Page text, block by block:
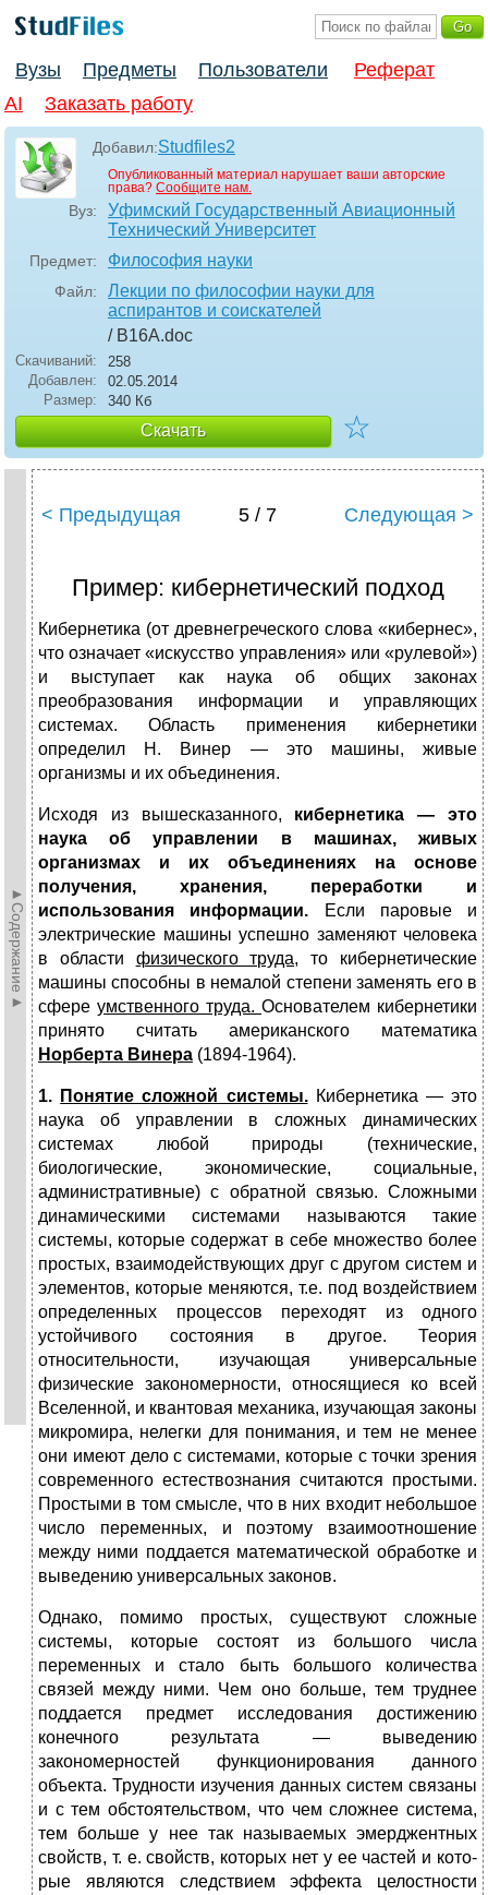
Вузы Предметы Пользователи
Реферат
AI
Заказать работу
Добавил:Studfiles2
Опубликованный материал нарушает ваши авторские
права? Сообщите нам.
Вуз:
Уфимский Государственный Авиационный
Технический Университет
Предмет: Философия науки
Файл:
Лекции по философии науки для
аспирантов и соискателей
/ В16А.doc
Скачиваний:
258
Добавлен:
02.05.2014
Размер:
340 Кб
Скачать ☆
►Содержание►
< Предыдущая 5 / 7 Следующая >
Пример: кибернетический подход
Кибернетика (от древнегре­ческого слова «кибернес»,
что означает «искусство уп­равления» или «рулевой»)
и выступает как наука об общих законах
преобразования информации и управля­ющих
системах. Область применения кибернетики
определил Н. Ви­нер — это машины, живые
организмы и их объединения.
Исходя из вышесказанного, кибернетика — это
наука об управлении в машинах, живых
организмах и их объе­динениях на основе
получения, хранения, переработки и
использования информации. Если паровые и
электрические машины успешно за­меняют человека
в области физического труда, то ки­бернетические
машины способны в немалой степени заменять его в
сфере умственного труда. Основателем кибернетики
принято считать американ­ского математика
Норберта Винера (1894-1964).
1. Понятие сложной системы.Кибернетика — это
наука об управлении в сложных динамических
системах любой природы (технические,
биологические, экономи­ческие, социальные,
административные) с обратной свя­зью. Сложными
динамическими системами называются та­кие
системы, которые содержат в себе множество более
простых, взаимодействующих друг с другом систем и
эле­ментов, которые меняются, т.е. под воздействием
опре­деленных процессов переходят из одного
устойчивого состояния в другое. Теория
относительности, изучающая универсальные
физические закономерности, относящиеся ко всей
Вселенной, и квантовая меха­ника, изучающая законы
микромира, нелегки для понимания, и тем не менее
они имеют дело с системами, которые с точки зрения
совре­менного естествознания считаются простыми.
Простыми в том смыс­ле, что в них входит небольшое
число переменных, и поэтому взаи­моотношение
между ними поддается математической обработке и
выведению универсальных законов.
Однако, помимо простых, существуют сложные
системы, ко­торые состоят из большого числа
переменных и стало быть большого количества
связей между ними. Чем оно больше, тем труднее
подда­ется предмет исследования достижению
конечного результата — выведению
закономерностей функционирования данного
объекта. Трудности изучения данных систем связаны
и с тем обстоятельст­вом, что чем сложнее система,
тем больше у нее так называемых эмерджентных
свойств, т. е. свойств, которых нет у ее частей и кото­
рые являются следствием эффекта целостности